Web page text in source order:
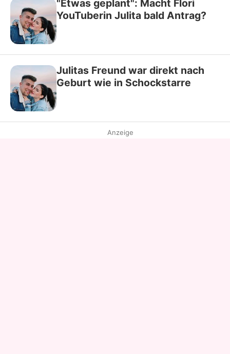
"Etwas geplant": Macht Flori
YouTuberin Julita bald Antrag?
Julitas Freund war direkt nach
Geburt wie in Schockstarre
Anzeige